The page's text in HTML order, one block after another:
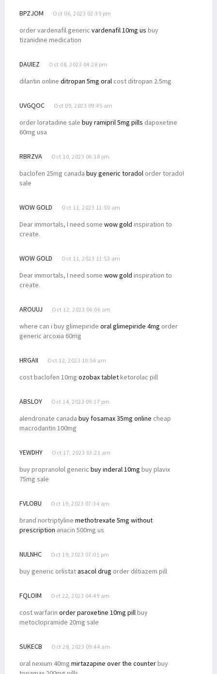
BPZJOM Oct 06, 2023 02:35 pm
order vardenafil generic vardenafil 10mg us buy
tizanidine medication
DAUIEZ Oct 08, 2023 04:28 pm
dilantin online ditropan 5mg oral cost ditropan 2.5mg
UVGQOC Oct 09, 2023 09:45 am
order loratadine sale buy ramipril 5mg pills dapoxetine
60mg usa
RBRZVA Oct 10, 2023 06:18 pm
baclofen 25mg canada buy generic toradol order toradol
sale
WOW GOLD Oct 11, 2023 11:50 am
Dear immortals, I need some wow gold inspiration to
create.
WOW GOLD Oct 11, 2023 11:53 am
Dear immortals, I need some wow gold inspiration to
create.
AROUUJ Oct 12, 2023 06:06 am
where can i buy glimepiride oral glimepiride 4mg order
generic arcoxia 60mg
HRGAII Oct 12, 2023 10:56 am
cost baclofen 10mg ozobax tabletketorolac pill
ABSLOY Oct 14, 2023 09:17 pm
alendronate canada buy fosamax 35mg online cheap
macrodantin 100mg
YEWDHY Oct 17, 2023 03:21 am
buy propranolol generic buy inderal 10mg buy plavix
75mg sale
FVLOBU Oct 19, 2023 07:34 am
brand nortriptyline methotrexate 5mg without
prescription anacin 500mg us
NULNHC Oct 19, 2023 07:01 pm
buy generic orlistatasacol drug order diltiazem pill
FQLOIM Oct 22, 2023 04:49 am
cost warfarin order paroxetine 10mg pill buy
metoclopramide 20mg sale
SUKECB Oct 28, 2023 09:44 am
oral nexium 40mg mirtazapine over the counterbuy